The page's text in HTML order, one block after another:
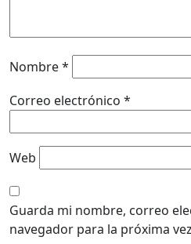
Nombre*
Correo electrónico *
Web
Guarda mi nombre, correo
navegador para la próxima